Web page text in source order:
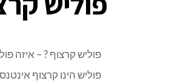
פוליש קרצוף ? – איזה
פוליש הינו קרצוף